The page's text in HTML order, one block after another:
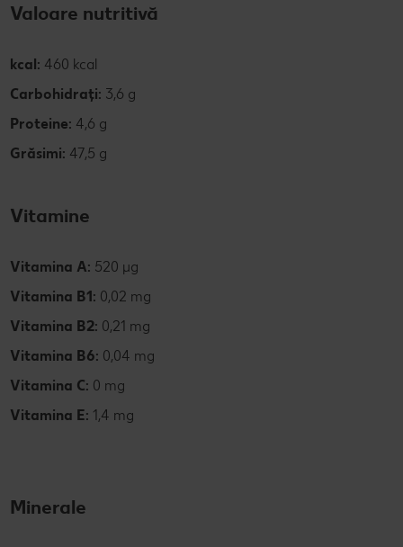
Valoare nutritivă
kcal: 460 kcal
Carbohidrați: 3,6 g
Proteine: 4,6 g
Grăsimi: 47,5 g
Vitamine
Vitamina A: 520 µg
Vitamina B1: 0,02 mg
Vitamina B2: 0,21 mg
Vitamina B6: 0,04 mg
Vitamina C: 0 mg
Vitamina E: 1,4 mg
Minerale